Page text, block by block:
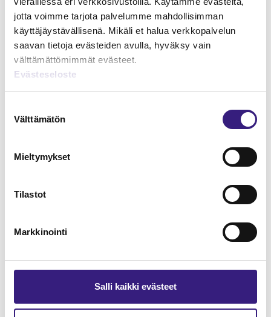
jotta voimme tarjota palvelumme mahdollisimman
käyttäjäystävällisenä. Mikäli et halua verkkopalvelun
saavan tietoja evästeiden avulla, hyväksy vain
välttämättömimmät evästeet.
Evästeseloste
valinta
Välttämätön
Mieltymykset
Tilastot
Markkinointi
Salli kaikki evästeet
verotuksessa